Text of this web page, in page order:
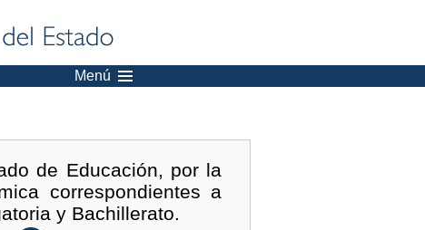
Menú
de Educación, por la
correspondientes a
y Bachillerato.